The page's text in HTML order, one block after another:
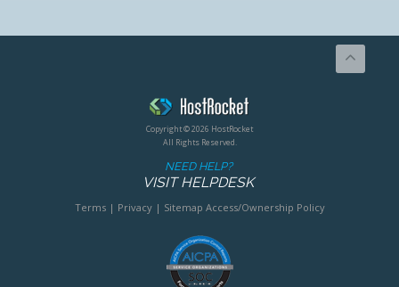
Copyright © 2026 HostRocket
All Rights Reserved.
NEED HELP?
VISIT HELPDESK
Terms| Privacy| Sitemap Access/Ownership Policy